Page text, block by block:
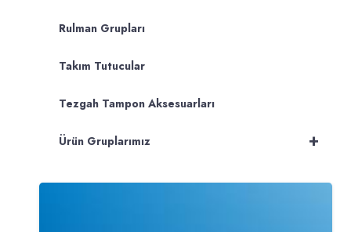
Rulman Grupları
Takım Tutucular
Tezgah Tampon Aksesuarları
+
Ürün Gruplarımız